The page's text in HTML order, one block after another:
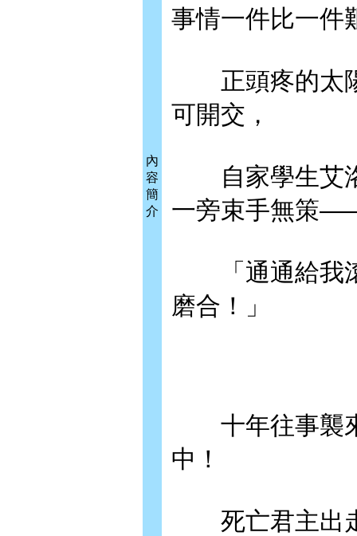
內
容
簡
介
事情一件比一件
正頭疼的太陽
可開交，
自家學生艾洛
一旁束手無策
「通通給我滾
磨合！」
十年往事襲來
中！
死亡君主出走